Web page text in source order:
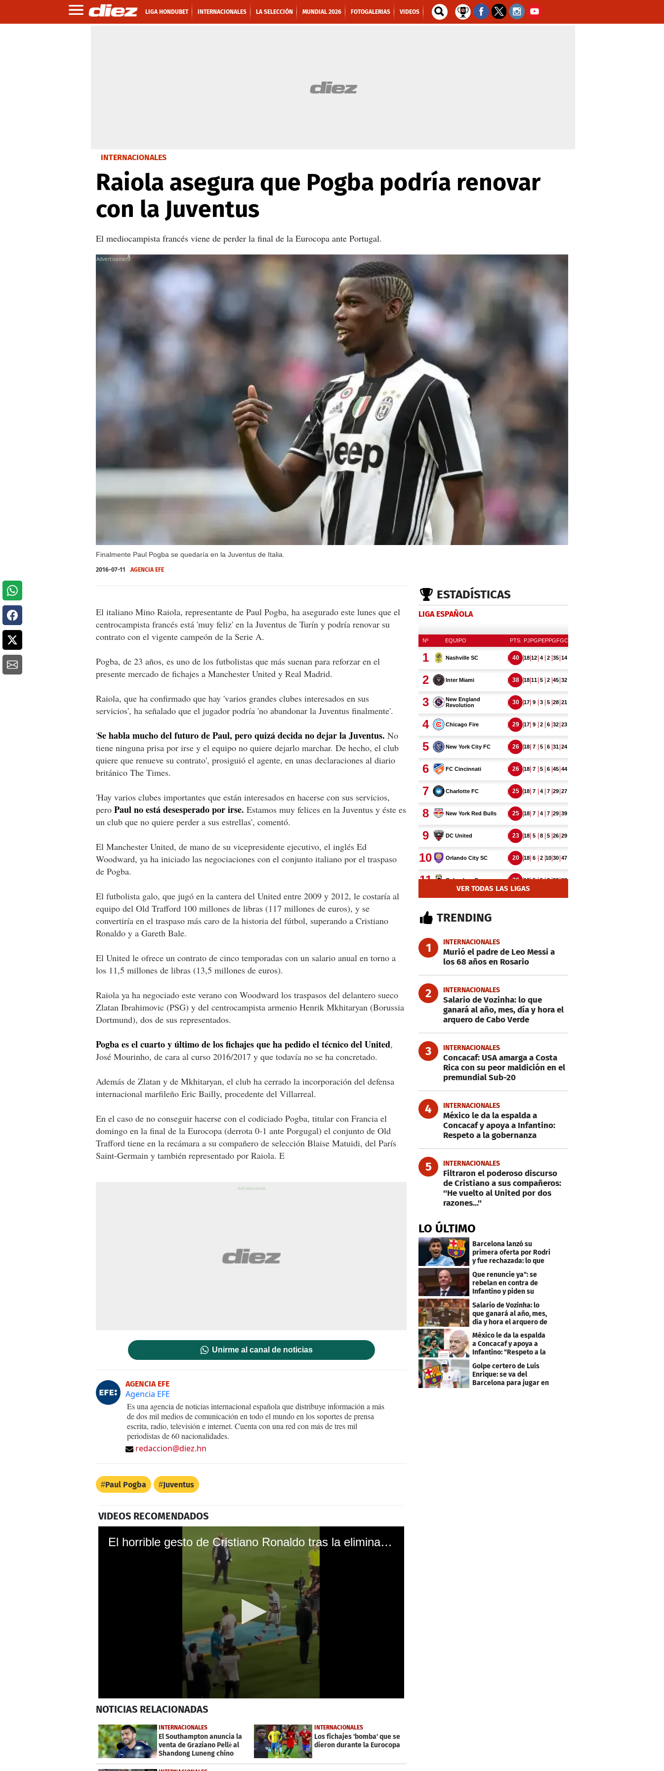
LIGA HONDUBET INTERNACIONALES LA SELECCIÓN MUNDIAL 2026 FOTOGALERIAS VIDEOS
INTERNACIONALES
Raiola asegura que Pogba podría renovar
con la Juventus
El mediocampista francés viene de perder la final de la Eurocopa ante Portugal.
Finalmente Paul Pogba se quedaría en la Juventus de Italia.
X
2016-07-11 AGENCIA EFE
El italiano Mino Raiola, representante de Paul Pogba, ha asegurado este lunes que el
centrocampista francés está 'muy feliz' en la Juventus de Turín y podría renovar su
contrato con el vigente campeón de la Serie A.
Pogba, de 23 años, es uno de los futbolistas que más suenan para reforzar en el
presente mercado de fichajes a Manchester United y Real Madrid.
Raiola, que ha confirmado que hay 'varios grandes clubes interesados en sus
servicios', ha señalado que el jugador podría 'no abandonar la Juventus finalmente'.
'Se habla mucho del futuro de Paul, pero quizá decida no dejar la Juventus. No
tiene ninguna prisa por irse y el equipo no quiere dejarlo marchar. De hecho, el club
quiere que renueve su contrato', prosiguió el agente, en unas declaraciones al diario
británico The Times.
'Hay varios clubes importantes que están interesados en hacerse con sus servicios,
pero Paul no está desesperado por irse. Estamos muy felices en la Juventus y éste es
un club que no quiere perder a sus estrellas', comentó.
El Manchester United, de mano de su vicepresidente ejecutivo, el inglés Ed
Woodward, ya ha iniciado las negociaciones con el conjunto italiano por el traspaso
de Pogba.
El futbolista galo, que jugó en la cantera del United entre 2009 y 2012, le costaría al
equipo del Old Trafford 100 millones de libras (117 millones de euros), y se
convertiría en el traspaso más caro de la historia del fútbol, superando a Cristiano
Ronaldo y a Gareth Bale.
El United le ofrece un contrato de cinco temporadas con un salario anual en torno a
los 11,5 millones de libras (13,5 millones de euros).
Raiola ya ha negociado este verano con Woodward los traspasos del delantero sueco
Zlatan Ibrahimovic (PSG) y del centrocampista armenio Henrik Mkhitaryan (Borussia
Dortmund), dos de sus representados.
Pogba es el cuarto y último de los fichajes que ha pedido el técnico del United,
José Mourinho, de cara al curso 2016/2017 y que todavía no se ha concretado.
Además de Zlatan y de Mkhitaryan, el club ha cerrado la incorporación del defensa
internacional marfileño Eric Bailly, procedente del Villarreal.
En el caso de no conseguir hacerse con el codiciado Pogba, titular con Francia el
domingo en la final de la Eurocopa (derrota 0-1 ante Porgugal) el conjunto de Old
Trafford tiene en la recámara a su compañero de selección Blaise Matuidi, del París
Saint-Germain y también representado por Raiola. E
Unirme al canal de noticias
AGENCIA EFE
Agencia EFE
Es una agencia de noticias internacional española que distribuye información a más
de dos mil medios de comunicación en todo el mundo en los soportes de prensa
escrita, radio, televisión e internet. Cuenta con una red con más de tres mil
periodistas de 60 nacionalidades.
redaccion@diez.hn
Paul Pogba Juventus
VIDEOS RECOMENDADOS
El horrible gesto de Cristiano Ronaldo tras la eliminación en la Eurocopa que indigna a Portugal
seconds
35
secondsVolume
0%
NOTICIAS RELACIONADAS
INTERNACIONALES
El Southampton anuncia la
venta de Graziano Pellè al
Shandong Luneng chino
INTERNACIONALES
Los fichajes 'bomba' que se
dieron durante la Eurocopa
ESTADÍSTICAS
LIGA ESPAÑOLA
VER TODAS LAS LIGAS
TRENDING
1 INTERNACIONALES
Murió el padre de Leo Messi a
los 68 años en Rosario
2 INTERNACIONALES
Salario de Vozinha: lo que
ganará al año, mes, día y hora el
arquero de Cabo Verde
3 INTERNACIONALES
Concacaf: USA amarga a Costa
Rica con su peor maldición en el
premundial Sub-20
4 INTERNACIONALES
México le da la espalda a
Concacaf y apoya a Infantino:
Respeto a la gobernanza
5 INTERNACIONALES
Filtraron el poderoso discurso
de Cristiano a sus compañeros:
''He vuelto al United por dos
razones...''
LO ÚLTIMO
Barcelona lanzó su
primera oferta por Rodri
y fue rechazada: lo que
Que renuncie ya": se
rebelan en contra de
Infantino y piden su
salida de la FIFA
Salario de Vozinha: lo
que ganará al año, mes,
día y hora el arquero de
Cabo Verde
México le da la espalda
a Concacaf y apoya a
Infantino: "Respeto a la
gobernanza"
Golpe certero de Luis
Enrique: se va del
Barcelona para jugar en